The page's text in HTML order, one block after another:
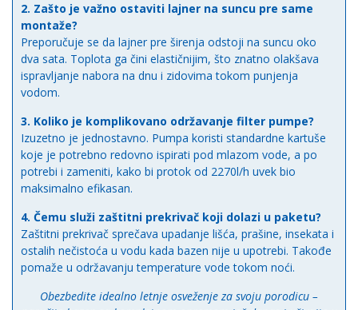
2. Zašto je važno ostaviti lajner na suncu pre same
montaže?
Preporučuje se da lajner pre širenja odstoji na suncu oko
dva sata. Toplota ga čini elastičnijim, što znatno olakšava
ispravljanje nabora na dnu i zidovima tokom punjenja
vodom.
3. Koliko je komplikovano održavanje filter pumpe?
Izuzetno je jednostavno. Pumpa koristi standardne kartuše
koje je potrebno redovno ispirati pod mlazom vode, a po
potrebi i zameniti, kako bi protok od 2270l/h uvek bio
maksimalno efikasan.
4. Čemu služi zaštitni prekrivač koji dolazi u paketu?
Zaštitni prekrivač sprečava upadanje lišća, prašine, insekata i
ostalih nečistoća u vodu kada bazen nije u upotrebi. Takođe
pomaže u održavanju temperature vode tokom noći.
Obezbedite idealno letnje osveženje za svoju porodicu –